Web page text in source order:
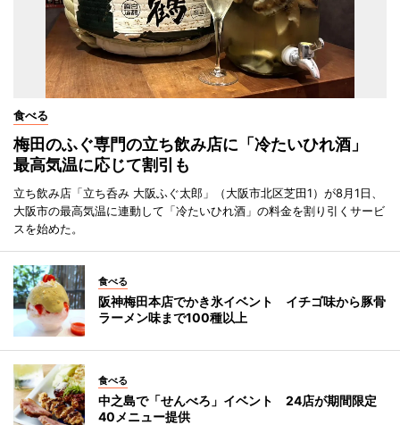
食べる
梅田のふぐ専門の立ち飲み店に「冷たいひれ酒」
最高気温に応じて割引も
立ち飲み店「立ち呑み 大阪ふぐ太郎」（大阪市北区芝田1）が8月1日、
大阪市の最高気温に連動して「冷たいひれ酒」の料金を割り引くサービ
スを始めた。
食べる
阪神梅田本店でかき氷イベント イチゴ味から豚骨
ラーメン味まで100種以上
食べる
中之島で「せんべろ」イベント 24店が期間限定
40メニュー提供